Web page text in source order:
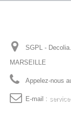
SGPL -
MARSEILLE
Appelez-nous
E-mail :